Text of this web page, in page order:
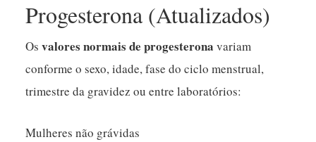
Progesterona (Atualizados)
Osvalores normais de progesterona variam
conforme o sexo, idade, fase do ciclo menstrual,
trimestre da gravidez ou entre laboratórios:
Mulheres não grávidas